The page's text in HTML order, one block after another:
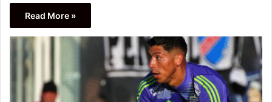
Read More »